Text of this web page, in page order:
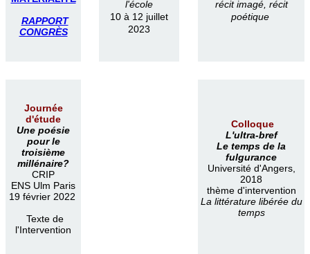
RAPPORT
CONGRÈS
l'école
10 à 12 juillet
2023
récit imagé, récit
poétique
Journée
d'étude
Une poésie
pour le
troisième
millénaire?
CRIP
ENS Ulm Paris
19 février 2022
Texte de
l'Intervention
Colloque
L'ultra-bref
Le temps de la
fulgurance
Université d'Angers,
2018
thème d'intervention
La littérature libérée du
temps